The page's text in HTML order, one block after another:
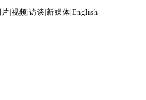
片 视频 访谈 新媒体 English